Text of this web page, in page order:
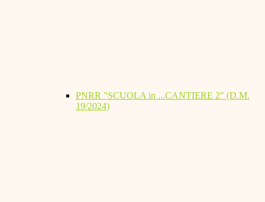
PNRR "SCUOLA in ...CANTIERE 2" (D.M.
19/2024)